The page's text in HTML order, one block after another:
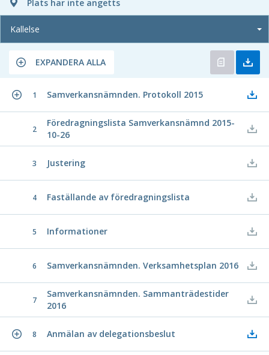
Plats har inte angetts
Kallelse
EXPANDERA ALLA
1 Samverkansnämnden. Protokoll 2015
2
Föredragningslista Samverkansnämnd 2015-
10-26
3 Justering
4 Faställande av föredragningslista
5 Informationer
6 Samverkansnämnden. Verksamhetsplan 2016
7
Samverkansnämnden. Sammanträdestider
2016
8 Anmälan av delegationsbeslut